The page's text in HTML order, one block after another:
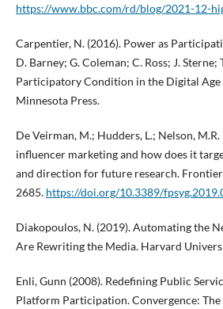
https://www.bbc.com/rd/blog/2021-12-
Carpentier, N. (2016). Power as
D. Barney; G. Coleman; C. Ross; J. Sterne;
Participatory Condition in the Digital Age
Minnesota Press.
De Veirman, M.; Hudders, L.; Nelson,
influencer marketing and how does it
and direction for future research.
2685. https://doi.org/10.3389/
Diakopoulos, N. (2019). Automating the
Are Rewriting the Media. Harvard
Enli, Gunn (2008). Redefining Public
Platform Participation. Convergence: